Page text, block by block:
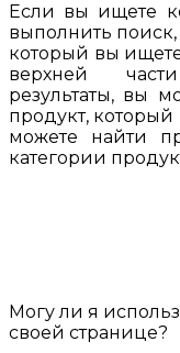
Если вы ищете
выполнить
который вы
верхней
результаты, вы
продукт,
можете найти
категории
Могу ли я
своей странице?